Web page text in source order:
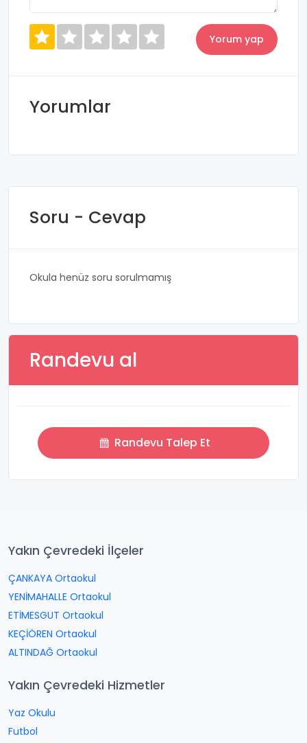
Yorumlar
Soru - Cevap
Okula henüz soru sorulmamış
Randevu al
Randevu Talep Et
Yakın Çevredeki İlçeler
ÇANKAYA Ortaokul
YENİMAHALLE Ortaokul
ETİMESGUT Ortaokul
KEÇİÖREN Ortaokul
ALTINDAĞ Ortaokul
Yakın Çevredeki Hizmetler
Yaz Okulu
Futbol